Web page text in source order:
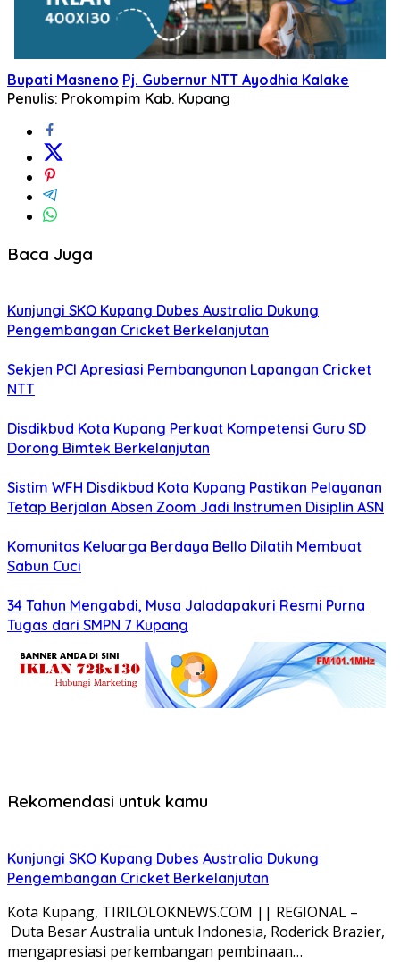
Bupati Masneno Pj. Gubernur NTT Ayodhia Kalake
Penulis: Prokompim Kab. Kupang
Baca Juga
Kunjungi SKO Kupang Dubes Australia Dukung
Pengembangan Cricket Berkelanjutan
Sekjen PCI Apresiasi Pembangunan Lapangan Cricket
NTT
Disdikbud Kota Kupang Perkuat Kompetensi Guru SD
Dorong Bimtek Berkelanjutan
Sistim WFH Disdikbud Kota Kupang Pastikan Pelayanan
Tetap Berjalan Absen Zoom Jadi Instrumen Disiplin ASN
Komunitas Keluarga Berdaya Bello Dilatih Membuat
Sabun Cuci
34 Tahun Mengabdi, Musa Jaladapakuri Resmi Purna
Tugas dari SMPN 7 Kupang
Rekomendasi untuk kamu
Kunjungi SKO Kupang Dubes Australia Dukung
Pengembangan Cricket Berkelanjutan
Kota Kupang, TIRILOLOKNEWS.COM || REGIONAL –
Duta Besar Australia untuk Indonesia, Roderick Brazier,
mengapresiasi perkembangan pembinaan…